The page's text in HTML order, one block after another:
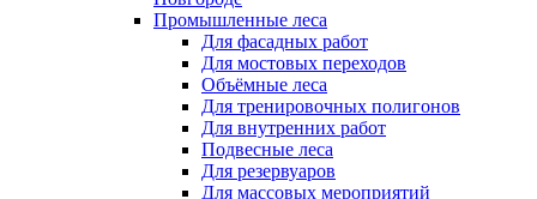
Промышленные леса
Для фасадных работ
Для мостовых переходов
Объёмные леса
Для тренировочных полигонов
Для внутренних работ
Подвесные леса
Для резервуаров
Для массовых мероприятий